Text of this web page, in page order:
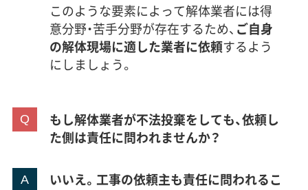
このような要素によって解体業者には得
意分野・苦手分野が存在するため、 ご自身
の解体現場に適した業者に依頼するよう
にしましょう。
もし解体業者が不法投棄をしても、依頼し
た側は責任に問われませんか？
いいえ。工事の依頼主も責任に問われるこ